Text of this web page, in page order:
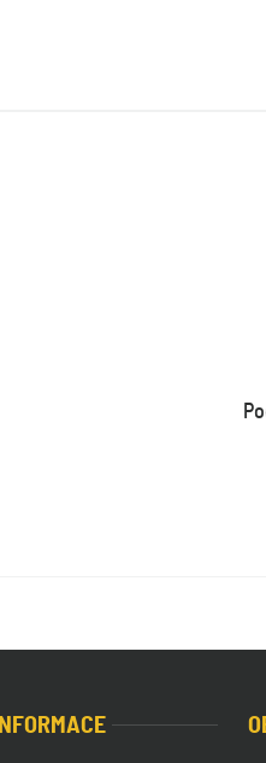
INFORMACE